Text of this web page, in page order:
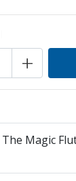
+
The Magic